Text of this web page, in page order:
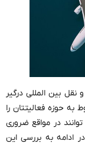
بین المللی درگیر
حوزه فعالیتتان را
در مواقع ضروری
ادامه به بررسی این